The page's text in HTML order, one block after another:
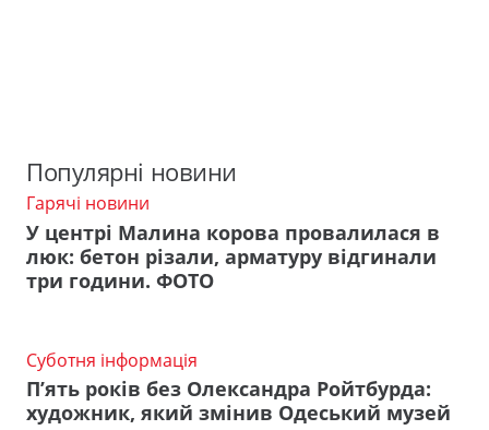
Популярні новини
Гарячі новини
У центрі Малина корова провалилася в
люк: бетон різали, арматуру відгинали
три години. ФОТО
Суботня інформація
П’ять років без Олександра Ройтбурда:
художник, який змінив Одеський музей